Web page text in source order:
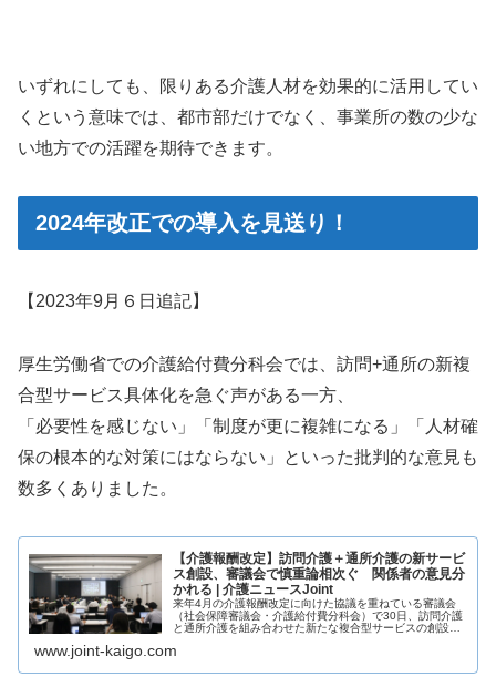
いずれにしても、限りある介護人材を効果的に活用してい
くという意味では、都市部だけでなく、事業所の数の少な
い地方での活躍を期待できます。
2024年改正での導入を見送り！
【2023年9月６日追記】
厚生労働省での介護給付費分科会では、訪問+通所の新複
合型サービス具体化を急ぐ声がある一方、
「必要性を感じない」「制度が更に複雑になる」「人材確
保の根本的な対策にはならない」といった批判的な意見も
数多くありました。
【介護報酬改定】訪問介護＋通所介護の新サービ
ス創設、審議会で慎重論相次ぐ 関係者の意見分
かれる | 介護ニュースJoint
来年4月の介護報酬改定に向けた協議を重ねている審議会
（社会保障審議会・介護給付費分科会）で30日、訪問介護
と通所介護を組み合わせた新たな複合型サービスの創設が
創
www.joint-kaigo.com